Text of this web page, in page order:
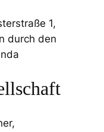
1,
durch den